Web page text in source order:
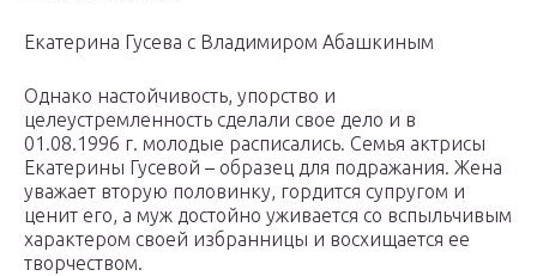
Екатерина Гусева с Владимиром Абашкиным
Однако настойчивость, упорство и
целеустремленность сделали свое дело и в
01.08.1996 г. молодые расписались. Семья актрисы
Екатерины Гусевой – образец для подражания. Жена
уважает вторую половинку, гордится супругом и
ценит его, а муж достойно уживается со вспыльчивым
характером своей избранницы и восхищается ее
творчеством.